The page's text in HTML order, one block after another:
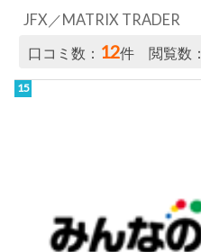
JFX／MATRIX TRADER
口コミ数： 12件 閲覧数：